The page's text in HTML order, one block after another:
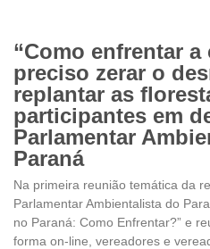
“Como enfrentar
preciso zerar o
replantar as
participantes em
Parlamentar
Paraná
Na primeira reunião temática da
Parlamentar Ambientalista do
no Paraná: Como Enfrentar?” e
forma on-line, vereadores e